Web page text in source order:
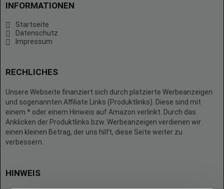
INFORMATIONEN
Startseite
Datenschutz
Impressum
RECHLICHES
Unsere Webseite finanziert sich durch platzierte Werbeanzeigen
und sogenannten Affiliate Links (Produktlinks). Diese sind mit
einem * oder einem Hinweis auf Amazon verlinkt. Durch das
Anklicken der Produktlinks bzw. Werbeanzeigen verdienen wir
einen kleinen Betrag, der uns hilft, diese Seite weiter zu
verbessern.
HINWEIS